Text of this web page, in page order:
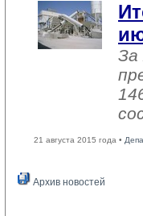
За
21 августа 2015 года •
Архив новостей